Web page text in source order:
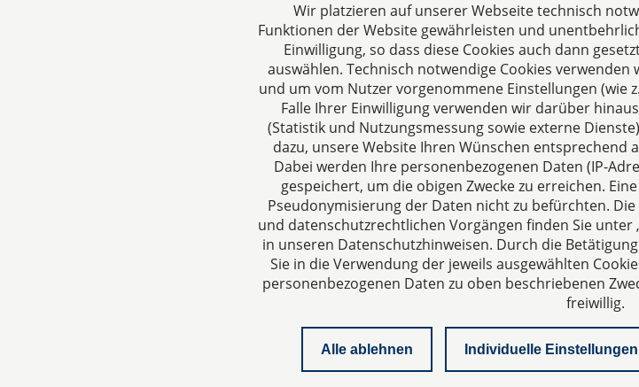
Über uns
Ihre Ansprechpartner für Fragen
rund um Gesellschaftsrecht,
Steuergestaltung und Vertragsrecht.
Wir platzieren auf unserer Webseite technisch
Funktionen der Website gewährleisten und
Einwilligung, so dass diese Cookies auch dann
auswählen. Technisch notwendige Cookies
und um vom Nutzer vorgenommene Einstellungen (wie
Falle Ihrer Einwilligung verwenden wir darüber
(Statistik und Nutzungsmessung sowie externe
dazu, unsere Website Ihren Wünschen entsprechend
Dabei werden Ihre personenbezogenen Daten (IP-
gespeichert, um die obigen Zwecke zu erreichen.
Pseudonymisierung der Daten nicht zu befürchten.
und datenschutzrechtlichen Vorgängen finden Sie
in unseren Datenschutzhinweisen. Durch die
Sie in die Verwendung der jeweils ausgewählten
personenbezogenen Daten zu oben beschriebenen
freiwillig.
Alle ablehnen Individuelle